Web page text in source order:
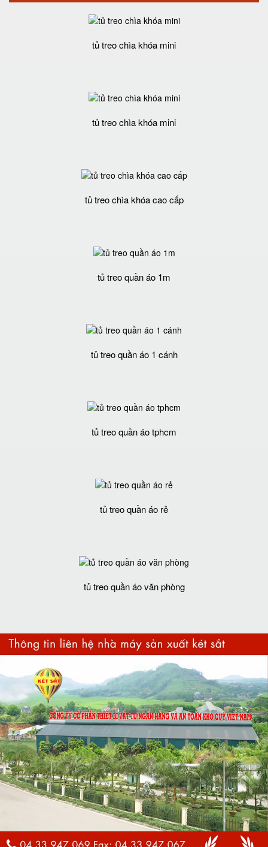
tủ treo chìa khóa mini
tủ treo chìa khóa mini
tủ treo chìa khóa cao cấp
tủ treo quần áo 1m
tủ treo quần áo 1 cánh
tủ treo quần áo tphcm
tủ treo quần áo rẻ
tủ treo quần áo văn phòng